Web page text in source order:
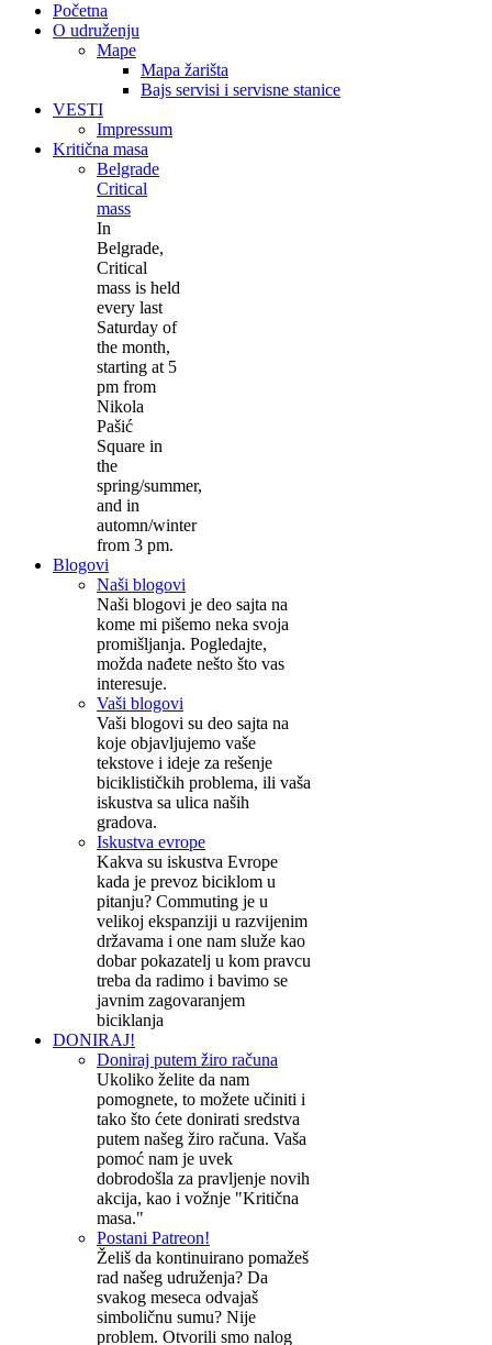
Početna
O udruženju
Mape
Mapa žarišta
Bajs servisi i servisne stanice
VESTI
Impressum
Kritična masa
Belgrade
Critical
mass
In
Belgrade,
Critical
mass is held
every last
Saturday of
the month,
starting at 5
pm from
Nikola
Pašić
Square in
the
spring/summer,
and in
automn/winter
from 3 pm.
Blogovi
Naši blogovi
Naši blogovi je deo sajta na
kome mi pišemo neka svoja
promišljanja. Pogledajte,
možda nađete nešto što vas
interesuje.
Vaši blogovi
Vaši blogovi su deo sajta na
koje objavljujemo vaše
tekstove i ideje za rešenje
biciklističkih problema, ili vaša
iskustva sa ulica naših
gradova.
Iskustva evrope
Kakva su iskustva Evrope
kada je prevoz biciklom u
pitanju? Commuting je u
velikoj ekspanziji u razvijenim
državama i one nam služe kao
dobar pokazatelj u kom pravcu
treba da radimo i bavimo se
javnim zagovaranjem
biciklanja
DONIRAJ!
Doniraj putem žiro računa
Ukoliko želite da nam
pomognete, to možete učiniti i
tako što ćete donirati sredstva
putem našeg žiro računa. Vaša
pomoć nam je uvek
dobrodošla za pravljenje novih
akcija, kao i vožnje "Kritična
masa."
Postani Patreon!
Želiš da kontinuirano pomažeš
rad našeg udruženja? Da
svakog meseca odvajaš
simboličnu sumu? Nije
problem. Otvorili smo nalog